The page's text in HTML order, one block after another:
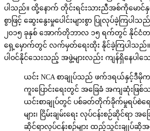
ပါသည်။ ထို့နောက် တိုင်းရင်းသားညီအစ်ကိုမောင်နှမမျ
စွာဖြင့် ဆွေးနွေးမှုပေါင်းများစွာ ပြုလုပ်ခဲ့ကြပ
၂၀၁၅ ခုနှစ် အောက်တိုဘာလ ၁၅ ရက်တွင် နိုင်
ရှေ့မှောက်တွင် လက်မှတ်ရေးထိုး နိုင်ခဲ့ကြပါသည်။
ပါဝင်နိုင်သေးသည့် အဖွဲ့များလည်း ကျန်ရှိနေပါ
ယင်း NCA စာချုပ်သည် ဖက်ဒရယ်နှင့်ဒီမို
ကူးပြောင်းရေးတွင် အခြေခံ အကျဆုံးဖ
ယင်းစာချုပ်တွင် ပစ်ခတ်တိုက်ခိုက်မှုရပ်စဲရေ
များ၊ ငြိမ်းချမ်းရေး လုပ်ငန်းစဉ်ဆိုင်ရာ အခ
ဆိုင်ရာလုပ်ငန်းစဉ်များ ထည့်သွင်းချုပ်ဆို